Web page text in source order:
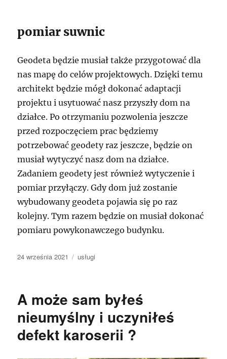
pomiar suwnic
Geodeta będzie musiał także przygotować dla
nas mapę do celów projektowych. Dzięki temu
architekt będzie mógł dokonać adaptacji
projektu i usytuować nasz przyszły dom na
działce. Po otrzymaniu pozwolenia jeszcze
przed rozpoczęciem prac będziemy
potrzebować geodety raz jeszcze, będzie on
musiał wytyczyć nasz dom na działce.
Zadaniem geodety jest również wytyczenie i
pomiar przyłączy. Gdy dom już zostanie
wybudowany geodeta pojawia się po raz
kolejny. Tym razem będzie on musiał dokonać
pomiaru powykonawczego budynku.
Data
24 września 2021 Kategorie
usługi
A może sam byłeś
nieumyślny i uczyniłeś
defekt karoserii ?